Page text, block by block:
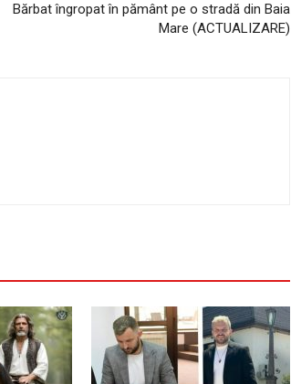
Bărbat îngropat în pământ pe o stradă din Baia
Mare (ACTUALIZARE)